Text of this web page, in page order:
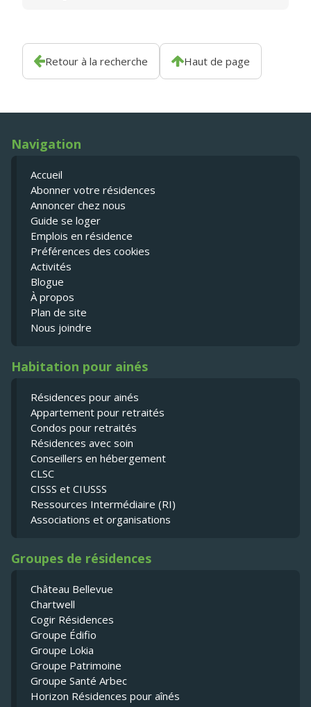
Retour à la recherche Haut de page
Navigation
Accueil
Abonner votre résidences
Annoncer chez nous
Guide se loger
Emplois en résidence
Préférences des cookies
Activités
Blogue
À propos
Plan de site
Nous joindre
Habitation pour ainés
Résidences pour ainés
Appartement pour retraités
Condos pour retraités
Résidences avec soin
Conseillers en hébergement
CLSC
CISSS et CIUSSS
Ressources Intermédiaire (RI)
Associations et organisations
Groupes de résidences
Château Bellevue
Chartwell
Cogir Résidences
Groupe Édifio
Groupe Lokia
Groupe Patrimoine
Groupe Santé Arbec
Horizon Résidences pour aînés